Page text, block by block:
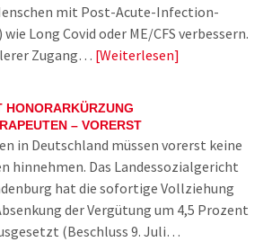
mit Post-Acute-Infection-
Long Covid oder ME/CFS verbessern.
Zugang… Weiterlesen
HONORARKÜRZUNG
– VORERST
in Deutschland müssen vorerst keine
hinnehmen. Das Landessozialgericht
hat die sofortige Vollziehung
der Vergütung um 4,5 Prozent
(Beschluss 9. Juli…